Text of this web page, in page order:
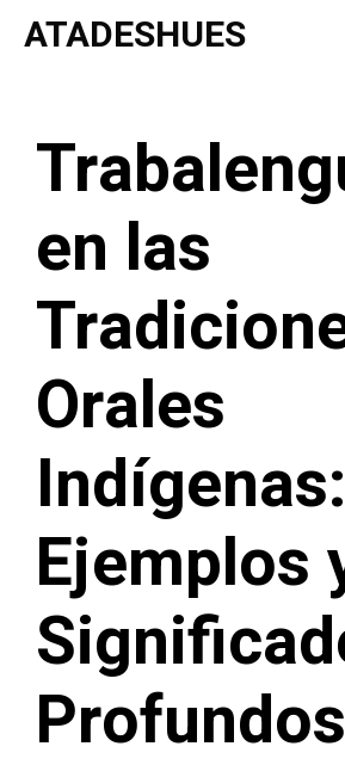
Saltar
ATADESHUES
en las
Orales
Indígenas:
Ejemplos
Profundos